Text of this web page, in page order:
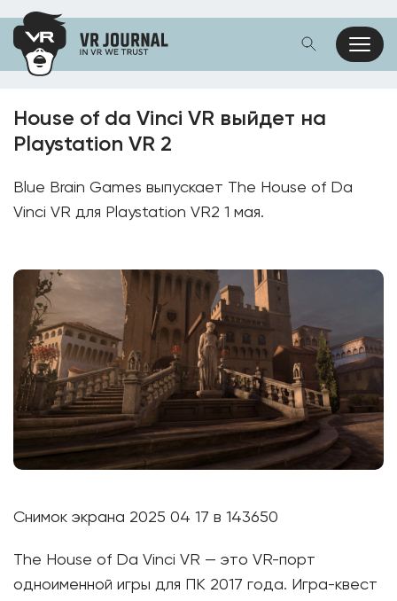
House of da Vinci VR выйдет на
Playstation VR 2
Blue Brain Games выпускает The House of Da
Vinci VR для Playstation VR2 1 мая.
Снимок экрана 2025 04 17 в 143650
The House of Da Vinci VR — это VR-порт
одноименной игры для ПК 2017 года. Игра-квест